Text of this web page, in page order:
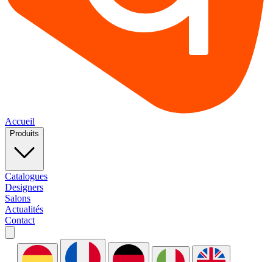
Accueil
Produits
Catalogues
Designers
Salons
Actualités
Contact